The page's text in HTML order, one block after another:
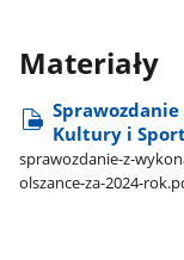
Materiały
Kultury i
sprawozdanie-z-
olszance-za-2024-